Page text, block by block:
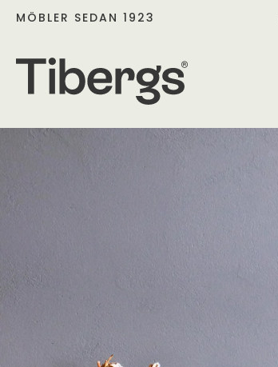
MÖBLER SEDAN 1923